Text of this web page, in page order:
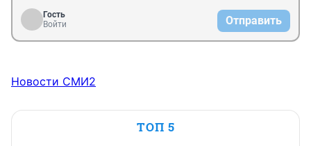
Гость
Войти
Отправить
Новости СМИ2
ТОП 5